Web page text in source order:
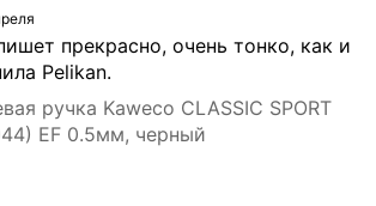
прекрасно, очень тонко, как и
Pelikan.
ручка Kaweco CLASSIC SPORT
EF 0.5мм, черный